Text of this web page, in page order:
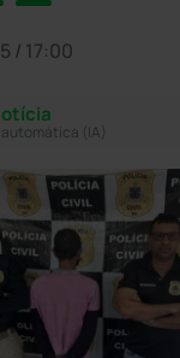
/ 17:00
(IA)